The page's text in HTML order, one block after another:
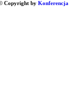
Copyright by Konferencja